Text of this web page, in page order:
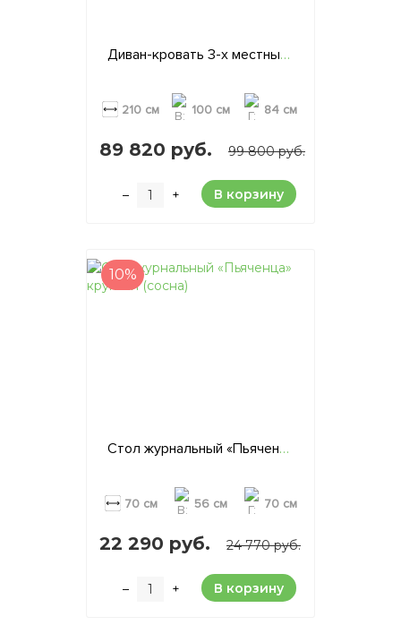
Диван-кровать 3-х местный «Пьяченца», клик-клак (сосна)
210 см 100 см 84 см
89 820 руб. 99 800 руб.
– + В корзину
10%
Стол журнальный «Пьяченца» круглый (сосна)
70 см 56 см 70 см
22 290 руб. 24 770 руб.
– + В корзину